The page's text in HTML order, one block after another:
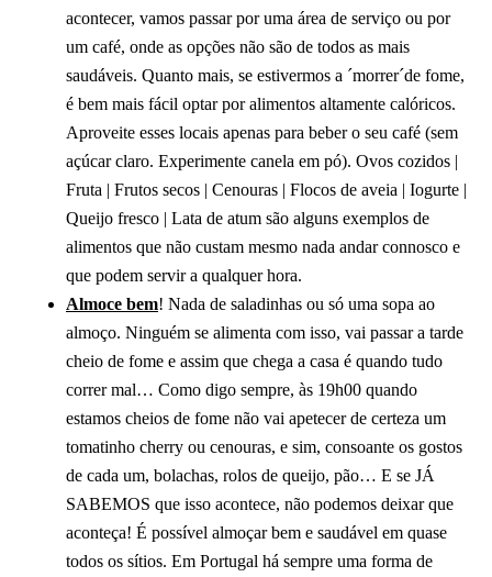
acontecer, vamos passar por uma área de serviço ou por
um café, onde as opções não são de todos as mais
saudáveis. Quanto mais, se estivermos a ´morrer´de fome,
é bem mais fácil optar por alimentos altamente calóricos.
Aproveite esses locais apenas para beber o seu café (sem
açúcar claro. Experimente canela em pó). Ovos cozidos |
Fruta | Frutos secos | Cenouras | Flocos de aveia | Iogurte |
Queijo fresco | Lata de atum são alguns exemplos de
alimentos que não custam mesmo nada andar connosco e
que podem servir a qualquer hora.
Almoce bem! Nada de saladinhas ou só uma sopa ao
almoço. Ninguém se alimenta com isso, vai passar a tarde
cheio de fome e assim que chega a casa é quando tudo
correr mal… Como digo sempre, às 19h00 quando
estamos cheios de fome não vai apetecer de certeza um
tomatinho cherry ou cenouras, e sim, consoante os gostos
de cada um, bolachas, rolos de queijo, pão… E se JÁ
SABEMOS que isso acontece, não podemos deixar que
aconteça! É possível almoçar bem e saudável em quase
todos os sítios. Em Portugal há sempre uma forma de